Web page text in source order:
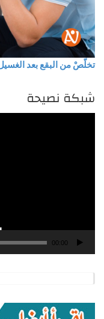
تخلّصْ من البقع بعد
شبكة نصيحة
00:00